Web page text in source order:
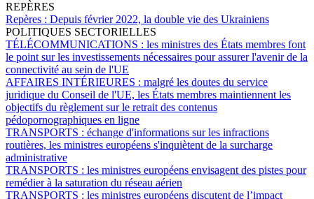
REPÈRES
Repères : Depuis février 2022, la double vie des Ukrainiens
POLITIQUES SECTORIELLES
TÉLÉCOMMUNICATIONS : les ministres des États membres font
le point sur les investissements nécessaires pour assurer l'avenir de la
connectivité au sein de l'UE
AFFAIRES INTÉRIEURES : malgré les doutes du service
juridique du Conseil de l'UE, les États membres maintiennent les
objectifs du règlement sur le retrait des contenus
pédopornographiques en ligne
TRANSPORTS : échange d'informations sur les infractions
routières, les ministres européens s'inquiètent de la surcharge
administrative
TRANSPORTS : les ministres européens envisagent des pistes pour
remédier à la saturation du réseau aérien
TRANSPORTS : les ministres européens discutent de l’impact